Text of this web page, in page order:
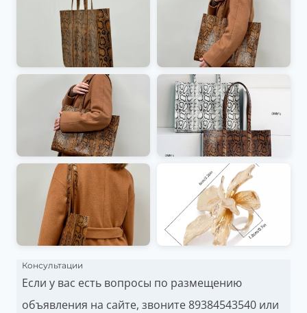
Консультации
Если у вас есть вопросы по размещению
объявления на сайте, звоните89384543540 или